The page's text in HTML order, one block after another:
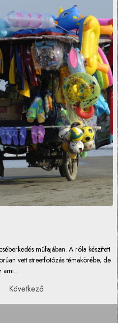
műfajában. A róla készített
vett streetfotózás témakörébe, de
ami…
Következő